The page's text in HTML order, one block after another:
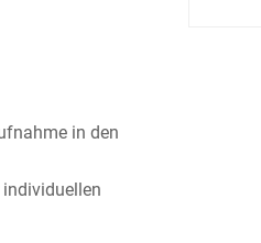
in den